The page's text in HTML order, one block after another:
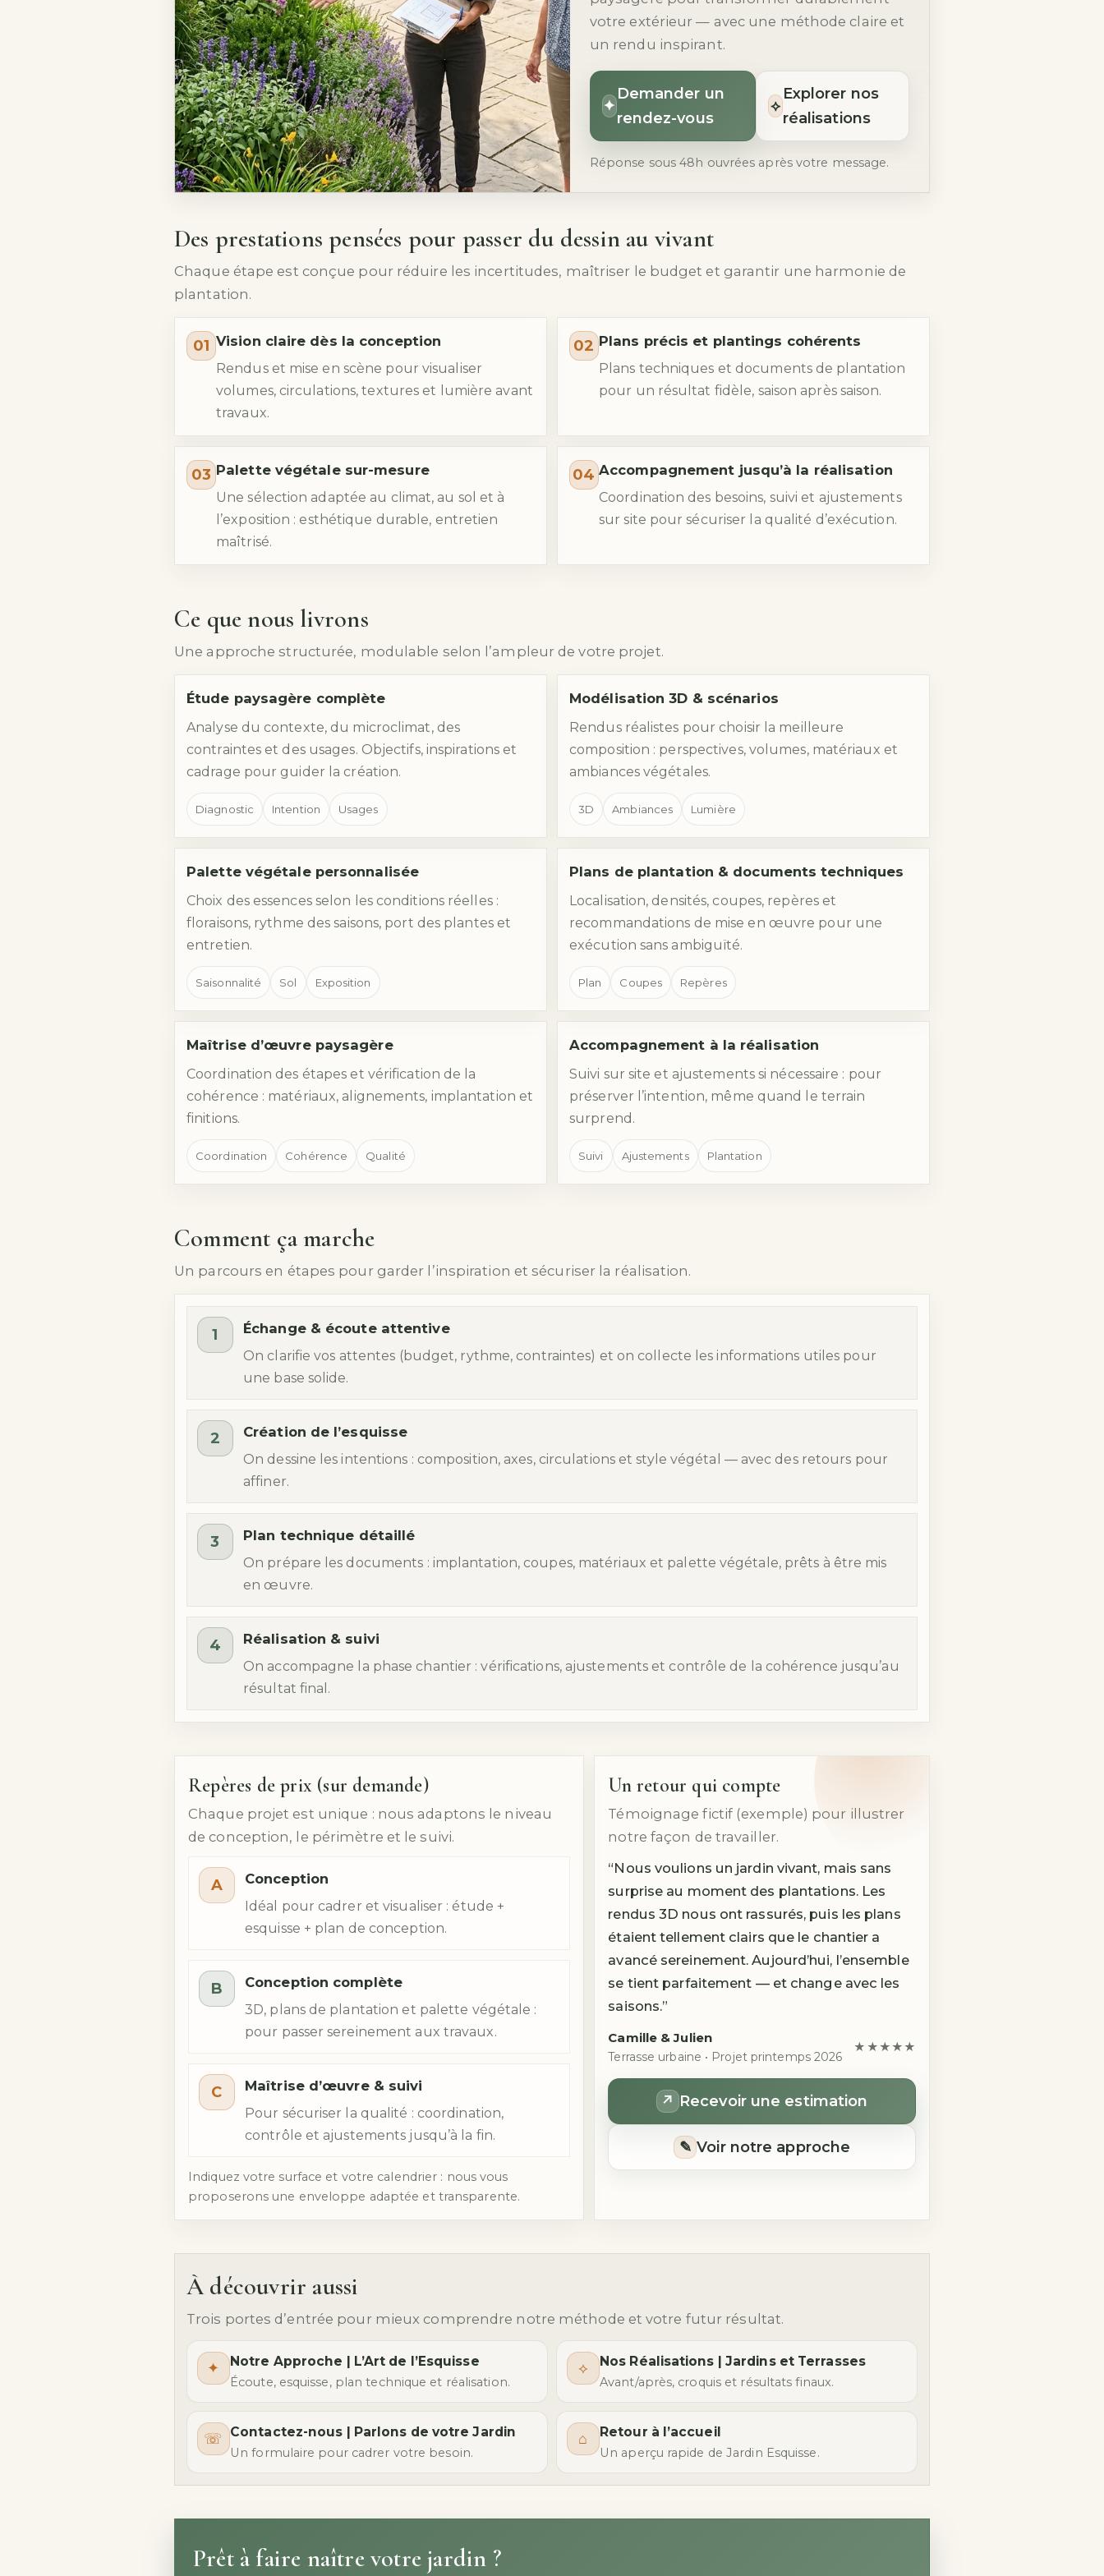
votre extérieur — avec une méthode claire et
un rendu inspirant.
✦
Demander un
rendez-vous
⟡
Explorer nos
réalisations
Réponse sous 48h ouvrées après votre message.
Des prestations pensées pour passer du dessin au vivant
Chaque étape est conçue pour réduire les incertitudes, maîtriser le budget et garantir une harmonie de
plantation.
01 Vision claire dès la conception
Rendus et mise en scène pour visualiser
volumes, circulations, textures et lumière avant
travaux.
02 Plans précis et plantings cohérents
Plans techniques et documents de plantation
pour un résultat fidèle, saison après saison.
03 Palette végétale sur-mesure
Une sélection adaptée au climat, au sol et à
l’exposition : esthétique durable, entretien
maîtrisé.
04 Accompagnement jusqu’à la réalisation
Coordination des besoins, suivi et ajustements
sur site pour sécuriser la qualité d’exécution.
Ce que nous livrons
Une approche structurée, modulable selon l’ampleur de votre projet.
Étude paysagère complète
Analyse du contexte, du microclimat, des
contraintes et des usages. Objectifs, inspirations et
cadrage pour guider la création.
Diagnostic Intention Usages
Modélisation 3D & scénarios
Rendus réalistes pour choisir la meilleure
composition : perspectives, volumes, matériaux et
ambiances végétales.
3D Ambiances Lumière
Palette végétale personnalisée
Choix des essences selon les conditions réelles :
floraisons, rythme des saisons, port des plantes et
entretien.
Saisonnalité Sol Exposition
Plans de plantation & documents techniques
Localisation, densités, coupes, repères et
recommandations de mise en œuvre pour une
exécution sans ambiguïté.
Plan Coupes Repères
Maîtrise d’œuvre paysagère
Coordination des étapes et vérification de la
cohérence : matériaux, alignements, implantation et
finitions.
Coordination Cohérence Qualité
Accompagnement à la réalisation
Suivi sur site et ajustements si nécessaire : pour
préserver l’intention, même quand le terrain
surprend.
Suivi Ajustements Plantation
Comment ça marche
Un parcours en étapes pour garder l’inspiration et sécuriser la réalisation.
1 Échange & écoute attentive
On clarifie vos attentes (budget, rythme, contraintes) et on collecte les informations utiles pour
une base solide.
2 Création de l’esquisse
On dessine les intentions : composition, axes, circulations et style végétal — avec des retours pour
affiner.
3 Plan technique détaillé
On prépare les documents : implantation, coupes, matériaux et palette végétale, prêts à être mis
en œuvre.
4 Réalisation & suivi
On accompagne la phase chantier : vérifications, ajustements et contrôle de la cohérence jusqu’au
résultat final.
Repères de prix (sur demande)
Chaque projet est unique : nous adaptons le niveau
de conception, le périmètre et le suivi.
A Conception
Idéal pour cadrer et visualiser : étude +
esquisse + plan de conception.
B Conception complète
3D, plans de plantation et palette végétale :
pour passer sereinement aux travaux.
C Maîtrise d’œuvre & suivi
Pour sécuriser la qualité : coordination,
contrôle et ajustements jusqu’à la fin.
Indiquez votre surface et votre calendrier : nous vous
proposerons une enveloppe adaptée et transparente.
Un retour qui compte
Témoignage fictif (exemple) pour illustrer
notre façon de travailler.
“Nous voulions un jardin vivant, mais sans
surprise au moment des plantations. Les
rendus 3D nous ont rassurés, puis les plans
étaient tellement clairs que le chantier a
avancé sereinement. Aujourd’hui, l’ensemble
se tient parfaitement — et change avec les
saisons.”
Camille & Julien
Terrasse urbaine • Projet printemps 2026
★★★★★
↗ Recevoir une estimation
✎ Voir notre approche
À découvrir aussi
Trois portes d’entrée pour mieux comprendre notre méthode et votre futur résultat.
✦ Notre Approche | L’Art de l’Esquisse
Écoute, esquisse, plan technique et réalisation.
⟡ Nos Réalisations | Jardins et Terrasses
Avant/après, croquis et résultats finaux.
☏ Contactez-nous | Parlons de votre Jardin
Un formulaire pour cadrer votre besoin.
⌂ Retour à l’accueil
Un aperçu rapide de Jardin Esquisse.
Prêt à faire naître votre jardin ?